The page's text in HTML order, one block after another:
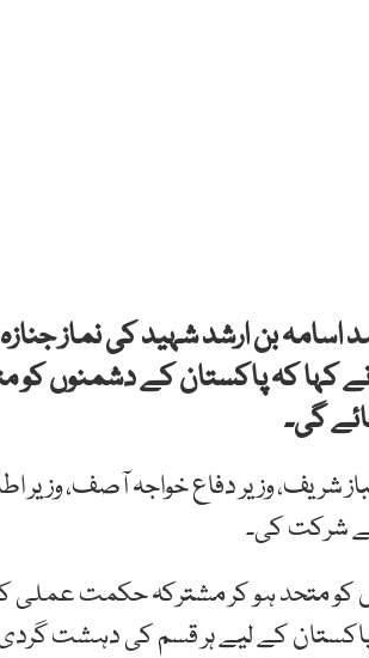
بن ارشد شہید کی نماز جنازہ
کہا کہ پاکستان کے دشمنوں کو
گی۔
شریف، وزیر دفاع خواجہ آصف، وزیر
نے شرکت کی۔
کو متحد ہو کر مشترکہ حکمت عملی
کے لیے ہر قسم کی دہشت